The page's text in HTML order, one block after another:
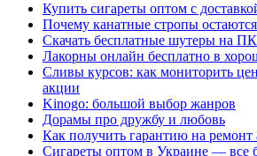
Купить сигареты оптом с
Почему канатные стропы
Скачать бесплатные шутеры на ПК
Лакорны онлайн бесплатно в
Сливы курсов: как мониторить
акции
Kinogo: большой выбор жанров
Дорамы про дружбу и любовь
Как получить гарантию на ремонт
Сигареты оптом в Украине — все